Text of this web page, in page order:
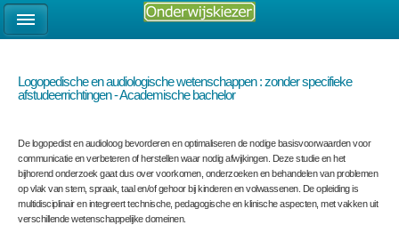
Logopedische en audiologische wetenschappen : zonder specifieke
afstudeerrichtingen - Academische bachelor
De logopedist en audioloog bevorderen en optimaliseren de nodige basisvoorwaarden voor
communicatie en verbeteren of herstellen waar nodig afwijkingen. Deze studie en het
bijhorend onderzoek gaat dus over voorkomen, onderzoeken en behandelen van problemen
op vlak van stem, spraak, taal en/of gehoor bij kinderen en volwassenen. De opleiding is
multidisciplinair en integreert technische, pedagogische en klinische aspecten, met vakken uit
verschillende wetenschappelijke domeinen.